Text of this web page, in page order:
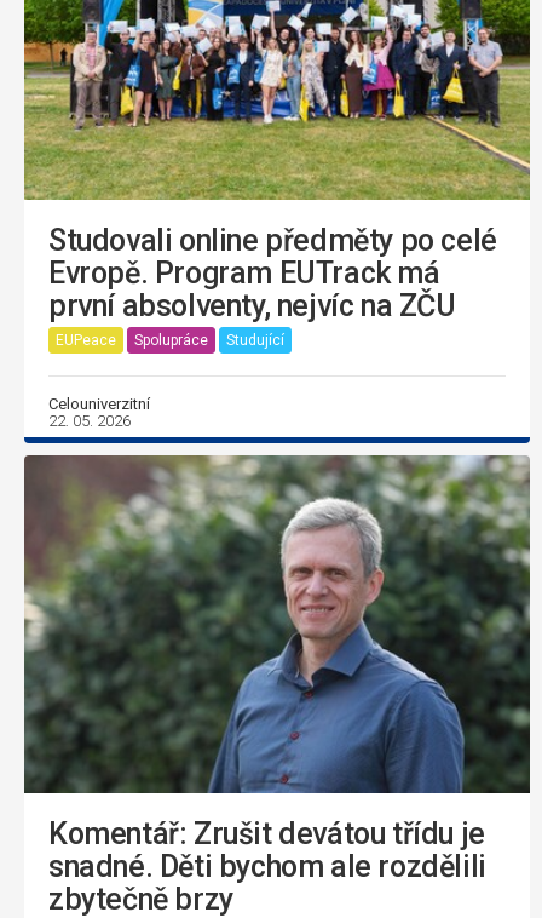
Studovali online předměty po celé
Evropě. Program EUTrack má
první absolventy, nejvíc na ZČU
EUPeace Spolupráce Studující
Celouniverzitní
22. 05. 2026
Komentář: Zrušit devátou třídu je
snadné. Děti bychom ale rozdělili
zbytečně brzy